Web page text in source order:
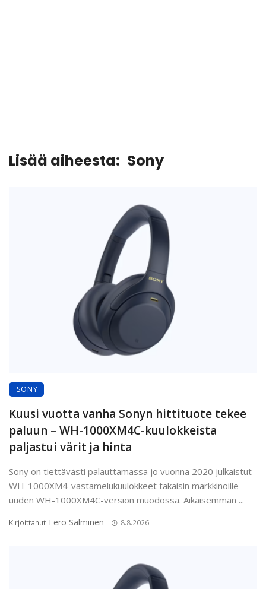
Lisää aiheesta: Sony
SONY
Kuusi vuotta vanha Sonyn hittituote tekee
paluun – WH-1000XM4C-kuulokkeista
paljastui värit ja hinta
Sony on tiettävästi palauttamassa jo vuonna 2020 julkaistut
WH-1000XM4-vastamelukuulokkeet takaisin markkinoille
uuden WH-1000XM4C-version muodossa. Aikaisemman ...
Kirjoittanut Eero Salminen 8.8.2026